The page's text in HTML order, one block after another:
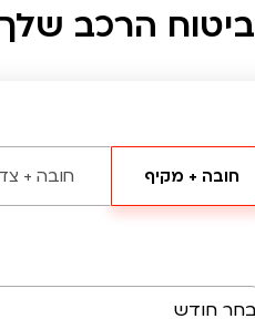
ביטוח הרכב
חובה + מקיף חובה +